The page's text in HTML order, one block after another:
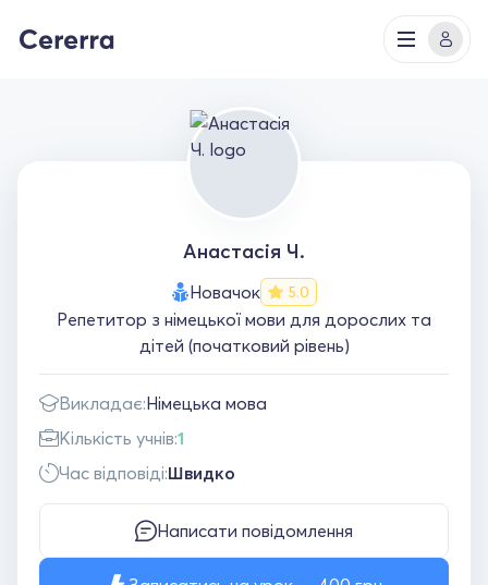
Анастасія Ч.
Новачок 5.0
Репетитор з німецької мови для дорослих та
дітей (початковий рівень)
Викладає:Німецька мова
Кількість учнів:1
Час відповіді:Швидко
Написати повідомлення